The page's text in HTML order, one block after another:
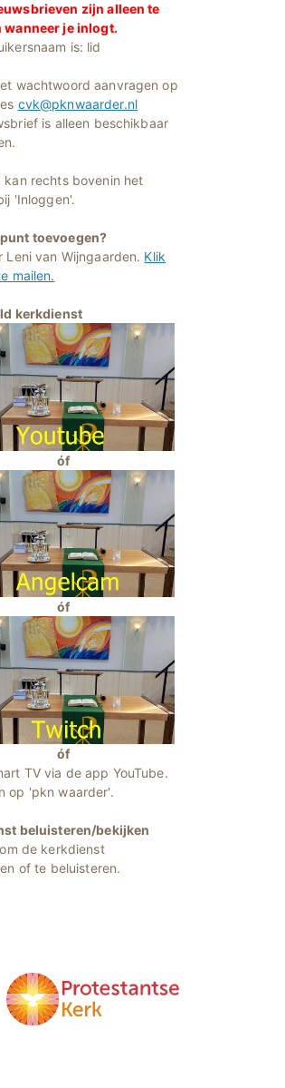
zijn alleen te
wanneer je inlogt.
is: lid
wachtwoord aanvragen op
cvk@pknwaarder.nl
is alleen beschikbaar
kan rechts bovenin het
'Inloggen'.
toevoegen?
Leni van Wijngaarden. Klik
mailen.
kerkdienst
óf
óf
óf
TV via de app YouTube.
op 'pkn waarder'.
beluisteren/bekijken
om de kerkdienst
of te beluisteren.